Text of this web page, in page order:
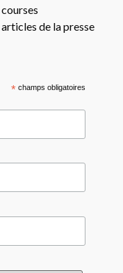
de la presse
*champs obligatoires